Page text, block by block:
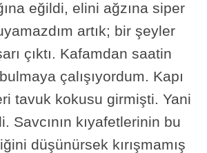
eğildi, elini ağzına siper
artık; bir şeyler
çıktı. Kafamdan saatin
çalışıyordum. Kapı
tavuk kokusu girmişti. Yani
Savcının kıyafetlerinin bu
düşünürsek kırışmamış